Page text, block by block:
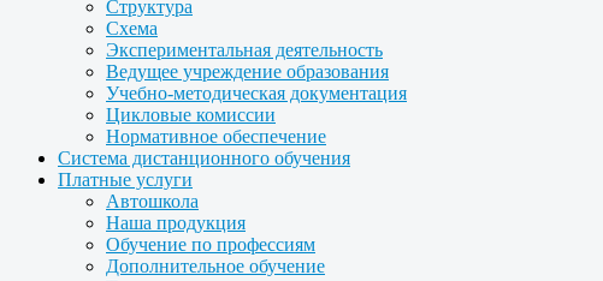
Структура
Схема
Экспериментальная деятельность
Ведущее учреждение образования
Учебно-методическая документация
Цикловые комиссии
Нормативное обеспечение
Система дистанционного обучения
Платные услуги
Автошкола
Наша продукция
Обучение по профессиям
Дополнительное обучение